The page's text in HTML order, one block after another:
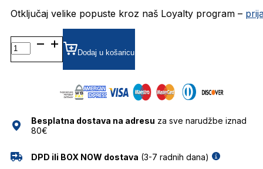
Otključaj velike popuste kroz naš Loyalty program –
CL40076U SUNČANE
NAOČALE
CELINE
Dodaj u košaricu
Besplatna dostava na adresu za sve narudžbe iznad
80€
DPD ili BOX NOW dostava (3-7 radnih dana)